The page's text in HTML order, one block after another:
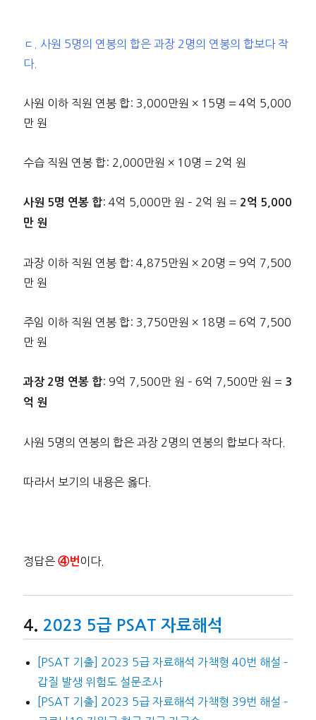
ㄷ. 사원 5명의 연봉의 합은 과장 2명의 연봉의 합보다 작
다.
사원 이하 직원 연봉 합: 3,000만원 × 15명 = 4억 5,000
만 원
수습 직원 연봉 합: 2,000만원 × 10명 = 2억 원
사원 5명 연봉 합: 4억 5,000만 원 – 2억 원 = 2억 5,000
만 원
과장 이하 직원 연봉 합: 4,875만원 × 20명 = 9억 7,500
만 원
주임 이하 직원 연봉 합: 3,750만원 × 18명 = 6억 7,500
만 원
과장 2명 연봉 합: 9억 7,500만 원 – 6억 7,500만 원 = 3
억 원
사원 5명의 연봉의 합은 과장 2명의 연봉의 합보다 작다.
따라서 보기의 내용은 옳다.
정답은 ④번 이다.
2023 5급 PSAT 자료해석
[PSAT 기출] 2023 5급 자료해석 가책형 40번 해설 –
갑질 발생 위험도 설문조사
[PSAT 기출] 2023 5급 자료해석 가책형 39번 해설 –